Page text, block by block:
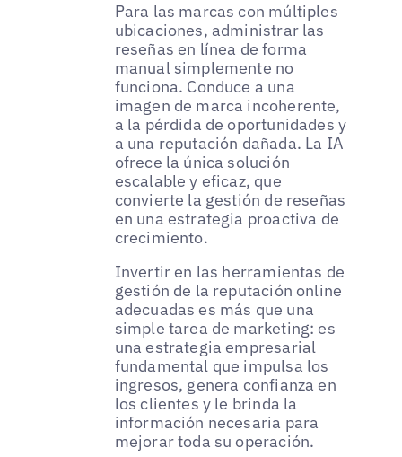
Para las marcas con múltiples
ubicaciones, administrar las
reseñas en línea de forma
manual simplemente no
funciona. Conduce a una
imagen de marca incoherente,
a la pérdida de oportunidades y
a una reputación dañada. La IA
ofrece la única solución
escalable y eficaz, que
convierte la gestión de reseñas
en una estrategia proactiva de
crecimiento.
Invertir en las herramientas de
gestión de la reputación online
adecuadas es más que una
simple tarea de marketing: es
una estrategia empresarial
fundamental que impulsa los
ingresos, genera confianza en
los clientes y le brinda la
información necesaria para
mejorar toda su operación.